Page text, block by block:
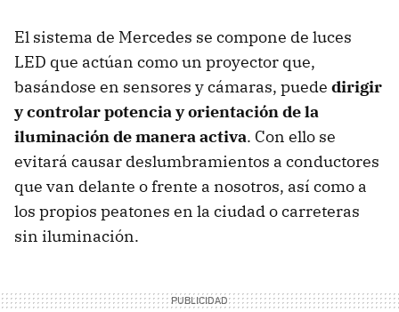
El sistema de Mercedes se compone de luces
LED que actúan como un proyector que,
basándose en sensores y cámaras, puede dirigir
y controlar potencia y orientación de la
iluminación de manera activa. Con ello se
evitará causar deslumbramientos a conductores
que van delante o frente a nosotros, así como a
los propios peatones en la ciudad o carreteras
sin iluminación.